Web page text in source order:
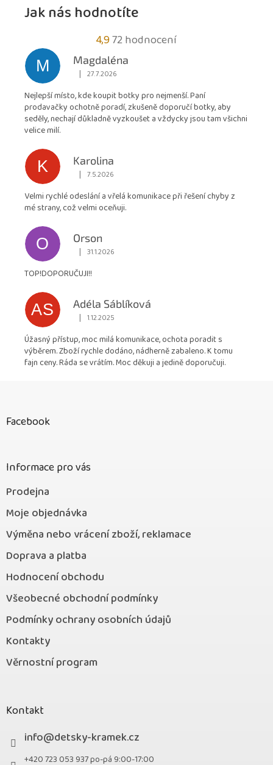
Jak nás hodnotíte
4,9Průměrné
hodnocení
obchodu
4,9
z
72 hodnocení
M
Magdaléna
Hodnocení obchodu je 5 z 5 hvězdiček.
| 27.7.2026
Nejlepší místo, kde koupit botky pro nejmenší. Paní
prodavačky ochotně poradí, zkušeně doporučí botky, aby
seděly, nechají důkladně vyzkoušet a vždycky jsou tam všichni
velice milí.
K
Karolina
Hodnocení obchodu je 5 z 5 hvězdiček.
| 7.5.2026
Velmi rychlé odeslání a vřelá komunikace při řešení chyby z
mé strany, což velmi oceňuji.
O
Orson
Hodnocení obchodu je 5 z 5 hvězdiček.
| 31.1.2026
TOP!DOPORUČUJI!!
AS
Adéla Sáblíková
Hodnocení obchodu je 5 z 5 hvězdiček.
| 1.12.2025
Úžasný přístup, moc milá komunikace, ochota poradit s
výběrem. Zboží rychle dodáno, nádherně zabaleno. K tomu
fajn ceny. Ráda se vrátím. Moc děkuji a jedině doporučuji.
Facebook
Informace pro vás
Prodejna
Moje objednávka
Výměna nebo vrácení zboží, reklamace
Doprava a platba
Hodnocení obchodu
Všeobecné obchodní podmínky
Podmínky ochrany osobních údajů
Kontakty
Věrnostní program
Kontakt
info@detsky-kramek.cz
+420 723 053 937 po-pá 9:00-17:00